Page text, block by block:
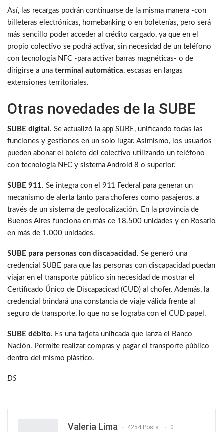
Así, las recargas podrán continuarse de la misma manera -con
billeteras electrónicas, homebanking o en boleterías, pero será
más sencillo poder acceder al crédito cargado, ya que en el
propio colectivo se podrá activar, sin necesidad de un teléfono
con tecnología NFC -para activar barras magnéticas- o de
dirigirse a una terminal automática, escasas en largas
extensiones territoriales.
Otras novedades de la SUBE
SUBE digital . Se actualizó la app SUBE, unificando todas las
funciones y gestiones en un solo lugar. Asimismo, los usuarios
pueden abonar el boleto del colectivo utilizando un teléfono
con tecnología NFC y sistema Android 8 o superior.
SUBE 911. Se integra con el 911 Federal para generar un
mecanismo de alerta tanto para choferes como pasajeros, a
través de un sistema de geolocalización. En la provincia de
Buenos Aires funciona en más de 18.500 unidades y en Rosario
en más de 1.000 unidades.
SUBE para personas con discapacidad . Se generó una
credencial SUBE para que las personas con discapacidad puedan
viajar en el transporte público sin necesidad de mostrar el
Certificado Único de Discapacidad (CUD) al chofer. Además, la
credencial brindará una constancia de viaje válida frente al
seguro de transporte, lo que no se lograba con el CUD papel.
SUBE débito. Es una tarjeta unificada que lanza el Banco
Nación. Permite realizar compras y pagar el transporte público
dentro del mismo plástico.
DS
Valeria Lima 4254 Posts 0